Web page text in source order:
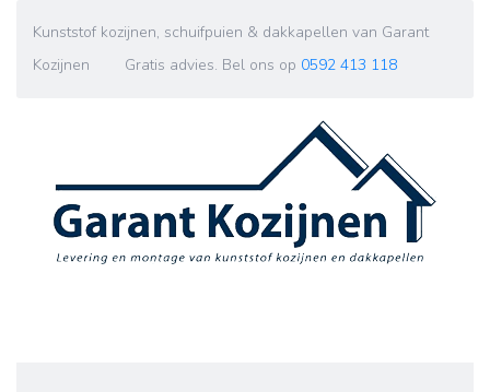
Kunststof kozijnen, schuifpuien & dakkapellen van Garant
Kozijnen Gratis advies. Bel ons op 0592 413 118